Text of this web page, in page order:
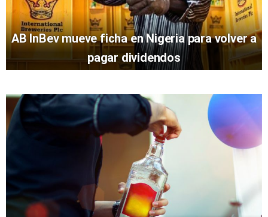
AB InBev mueve ficha en Nigeria para volver a
pagar dividendos